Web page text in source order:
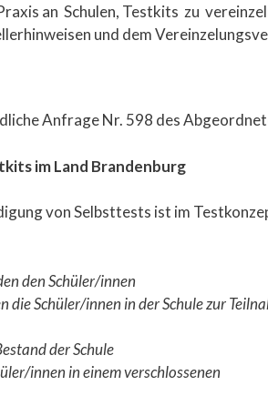
an Schulen, Testkits zu
und dem
Anfrage Nr. 598 des
im Land Brandenburg
von Selbsttests ist im
den Schüler/innen
die Schüler/innen in der Schule zur
der Schule
innen in einem verschlossenen